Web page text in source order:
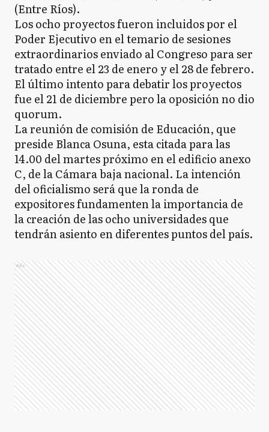
(Entre Ríos).
Los ocho proyectos fueron incluidos por el
Poder Ejecutivo en el temario de sesiones
extraordinarios enviado al Congreso para ser
tratado entre el 23 de enero y el 28 de febrero.
El último intento para debatir los proyectos
fue el 21 de diciembre pero la oposición no dio
quorum.
La reunión de comisión de Educación, que
preside Blanca Osuna, esta citada para las
14.00 del martes próximo en el edificio anexo
C, de la Cámara baja nacional. La intención
del oficialismo será que la ronda de
expositores fundamenten la importancia de
la creación de las ocho universidades que
tendrán asiento en diferentes puntos del país.
Ads